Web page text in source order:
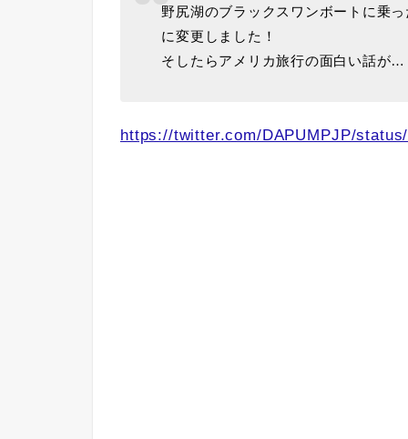
野尻湖のブラックスワンボートに乗
に変更しました！
そしたらアメリカ旅行の面白い話が
https://twitter.com/DAPUMPJP/